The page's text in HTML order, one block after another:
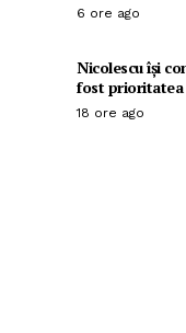
6 ore ago
Nicolescu își
fost prioritatea
18 ore ago